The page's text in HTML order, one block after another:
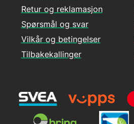
Retur og reklamasjon
Spørsmål og svar
Vilkår og betingelser
Tilbakekallinger